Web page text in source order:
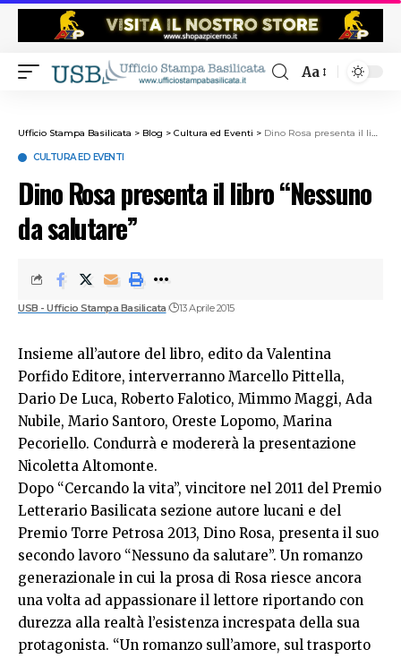
Aa
Ufficio Stampa Basilicata > Blog > Cultura ed Eventi > Dino Rosa presenta il libro “Nessuno da salutare”
CULTURA ED EVENTI
Dino Rosa presenta il libro “Nessuno
da salutare”
USB - Ufficio Stampa Basilicata 13 Aprile 2015
Insieme all’autore del libro, edito da Valentina
Porfido Editore, interverranno Marcello Pittella,
Dario De Luca, Roberto Falotico, Mimmo Maggi, Ada
Nubile, Mario Santoro, Oreste Lopomo, Marina
Pecoriello. Condurrà e modererà la presentazione
Nicoletta Altomonte.
Dopo “Cercando la vita”, vincitore nel 2011 del Premio
Letterario Basilicata sezione autore lucani e del
Premio Torre Petrosa 2013, Dino Rosa, presenta il suo
secondo lavoro “Nessuno da salutare”. Un romanzo
generazionale in cui la prosa di Rosa riesce ancora
una volta ad appassionare il lettore riportando con
durezza alla realtà l’esistenza increspata della sua
protagonista. “Un romanzo sull’amore, sul trasporto